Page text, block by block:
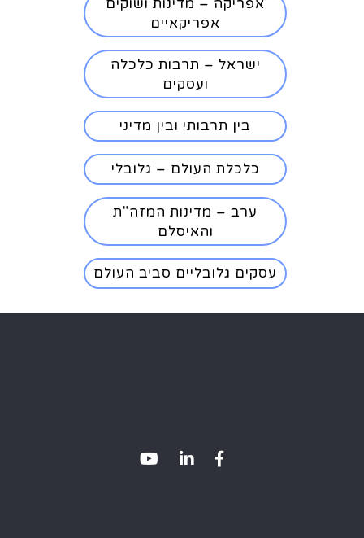
אפריקאיים
ישראל – תרבות כלכלה
ועסקים
בין תרבותי ובין מדיני
כלכלת העולם – גלובלי
ערב – מדינות המזה"ת
והאיסלם
עסקים גלובליים סביב העולם